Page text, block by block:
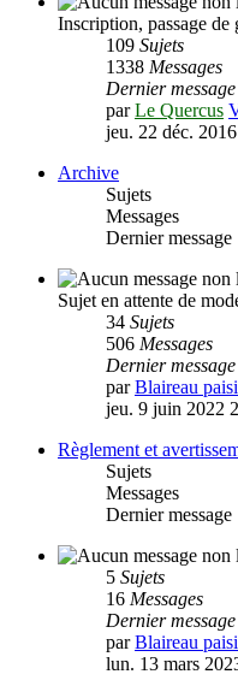
Inscription, passage de
109 Sujets
1338 Messages
Dernier message
parLe Quercus
jeu. 22 déc.
Archive
Sujets
Messages
Dernier message
Sujet en attente de
34 Sujets
506 Messages
Dernier message
parBlaireau
jeu. 9 juin 2022
Règlement et
Sujets
Messages
Dernier message
5 Sujets
16 Messages
Dernier message
parBlaireau
lun. 13 mars